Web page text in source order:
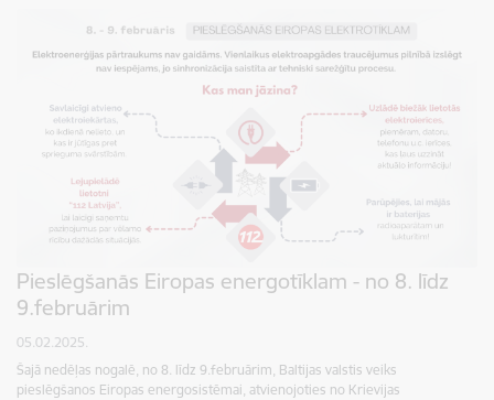
Pieslēgšanās Eiropas energotīklam - no 8. līdz
9.februārim
05.02.2025.
Šajā nedēļas nogalē, no 8. līdz 9.februārim, Baltijas valstis veiks
pieslēgšanos Eiropas energosistēmai, atvienojoties no Krievijas